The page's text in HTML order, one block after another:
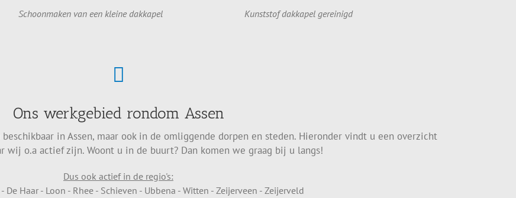
Schoonmaken van een kleine dakkapel Kunststof dakkapel gereinigd
Ons werkgebied rondom Assen
in Assen, maar ook in de omliggende dorpen en steden. Hieronder vindt u een overzicht
wij o.a actief zijn. Woont u in de buurt? Dan komen we graag bij u langs!
Dus ook actief in de regio's:
- De Haar - Loon - Rhee - Schieven - Ubbena - Witten - Zeijerveen - Zeijerveld